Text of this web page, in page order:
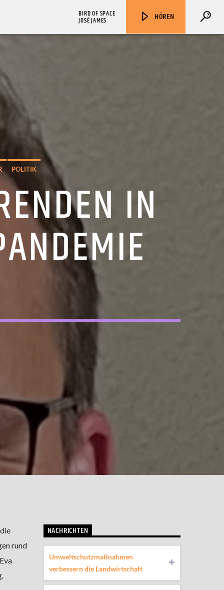
HÖREN
BIRD OF SPACE
JOSÉ JAMES
POLITIK
IN
rund
NACHRICHTEN
Umweltschutzmaßnahmen
verbessern die Landwirtschaft